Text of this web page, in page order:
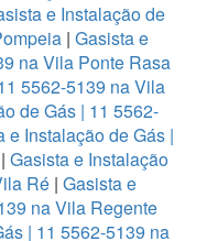
e Instalação de
| Gasista e
na Vila Ponte Rasa
5562-5139 na Vila
de Gás | 11 5562-
e Instalação de Gás |
| Gasista e Instalação
Ré | Gasista e
na Vila Regente
| 11 5562-5139 na